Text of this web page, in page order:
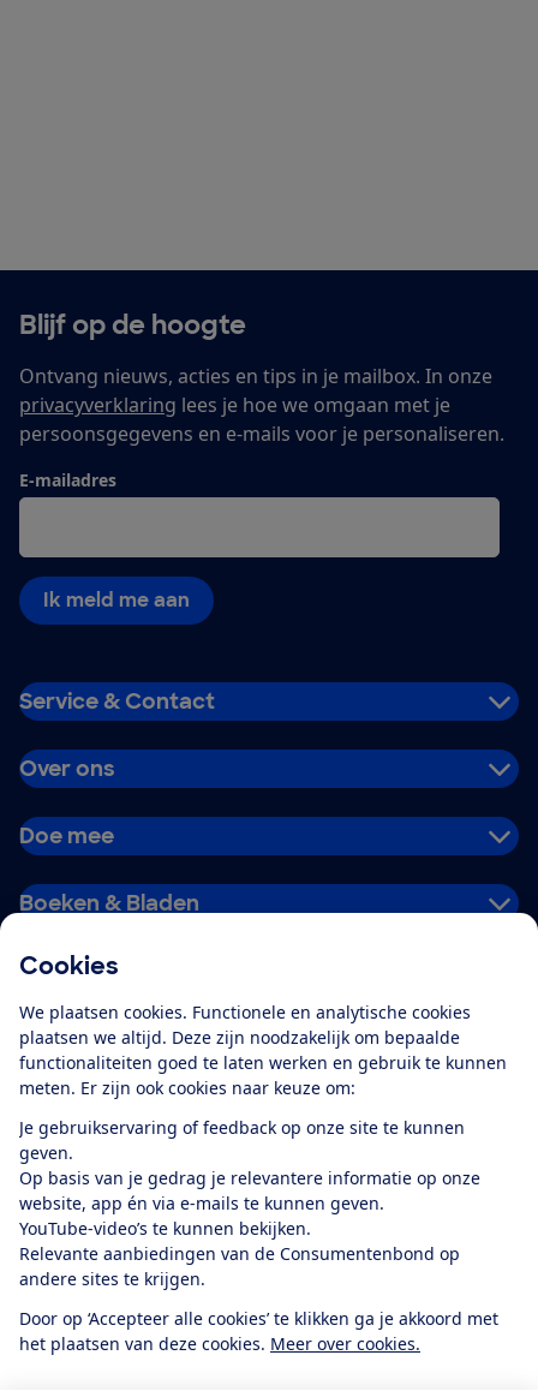
Cookies
We plaatsen cookies. Functionele en analytische cookies
plaatsen we altijd. Deze zijn noodzakelijk om bepaalde
functionaliteiten goed te laten werken en gebruik te kunnen
meten. Er zijn ook cookies naar keuze om:
Je gebruikservaring of feedback op onze site te kunnen
geven.
Op basis van je gedrag je relevantere informatie op onze
website, app én via e-mails te kunnen geven.
YouTube-video’s te kunnen bekijken.
Relevante aanbiedingen van de Consumentenbond op
andere sites te krijgen.
Door op ‘Accepteer alle cookies’ te klikken ga je akkoord met
het plaatsen van deze cookies. Meer over cookies.
Blijf op de hoogte
Ontvang nieuws, acties en tips in je mailbox. In onze
privacyverklaring lees je hoe we omgaan met je
persoonsgegevens en e-mails voor je personaliseren.
E-mailadres
Ik meld me aan
Service & Contact
Over ons
Doe mee
Boeken & Bladen
Alles over de
app
Algemene Voorwaarden
Privacyverklaring
Cookiebeleid
Privacyvoorkeuren
Toegankelijkheid
RSS-feed nieuws
Facebook
TwitterInstagram
YoutubeLinkedIn
12.901consumentenbeoordelen de Consumentenbondmet gemiddeld